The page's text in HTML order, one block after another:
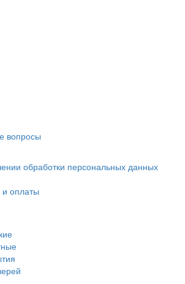
вопросы
обработки персональных данных
и оплаты